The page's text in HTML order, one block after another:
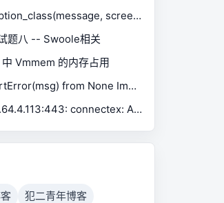
再执行
raise exception_class(message, screen, stacktrace) selenium.common.exceptions.SessionNotCreatedException
题八 -- Swoole相关
Vmmem 的内存占用
raise ImportError(msg) from None ImportError: Missing optional dependency 'xlrd'. Install xlrd >= 1.0.0 for Excel support Use pip or conda to install xlrd.
dial tcp 34.64.4.113:443: connectex: A connection attempt failed because the connected party did not properly respond after a period of time, or established connection failed because connected host has failed to respond.
犯二青年博客